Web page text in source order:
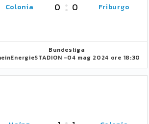
Colonia 0 0 Friburgo
Bundesliga
-04 mag 2024 ore 18:30